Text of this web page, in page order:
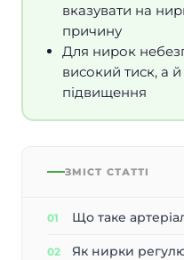
вказувати на
причину
Для нирок
високий тиск, а
підвищення
ЗМІСТ СТАТТІ
Що таке
Як нирки